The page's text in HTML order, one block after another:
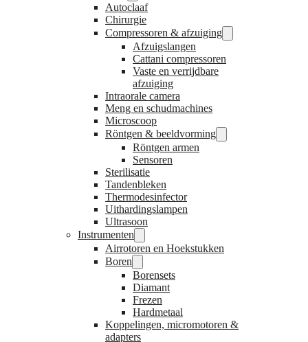
Autoclaaf
Chirurgie
Compressoren & afzuiging
Afzuigslangen
Cattani compressoren
Vaste en verrijdbare
afzuiging
Intraorale camera
Meng en schudmachines
Microscoop
Röntgen & beeldvorming
Röntgen armen
Sensoren
Sterilisatie
Tandenbleken
Thermodesinfector
Uithardingslampen
Ultrasoon
Instrumenten
Airrotoren en Hoekstukken
Boren
Borensets
Diamant
Frezen
Hardmetaal
Koppelingen, micromotoren &
adapters